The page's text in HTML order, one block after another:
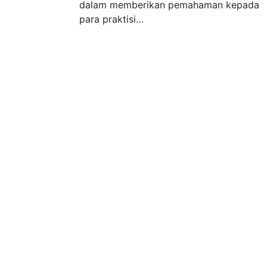
dalam memberikan pemahaman kepada
para praktisi…